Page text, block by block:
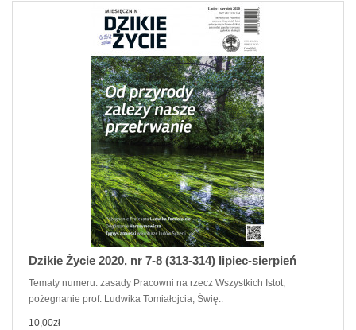
Dzikie Życie 2020, nr 7-8 (313-314) lipiec-sierpień
Tematy numeru: zasady Pracowni na rzecz Wszystkich Istot,
pożegnanie prof. Ludwika Tomiałojcia, Świę..
10,00zł